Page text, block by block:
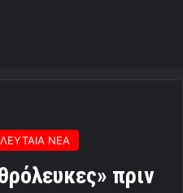
ΝΕΑ
πριν